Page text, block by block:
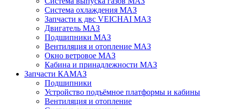
Система охлаждения МАЗ
Запчасти к двс VEICHAI МАЗ
Двигатель МАЗ
Подшипники МАЗ
Вентиляция и отопление МАЗ
Окно ветровое МАЗ
Кабина и принадлежности МАЗ
Запчасти КАМАЗ
Подшипники
Устройство подъёмное платформы и кабины
Вентиляция и отопление